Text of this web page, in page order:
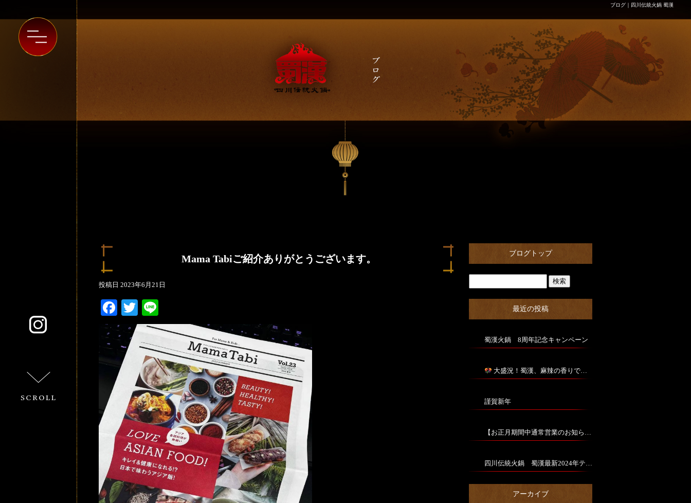
ブログ｜四川伝統火鍋 蜀漢
Mama Tabiご紹介ありがとうございます。
投稿日 2023年6月21日
Facebook
Twitter
ブログトップ
最近の投稿
蜀漢火鍋 8周年記念キャンペーン
大盛況！蜀漢、麻辣の香りで大阪をアツくする！
謹賀新年
【お正月期間中通常営業のお知らせ】
四川伝統火鍋 蜀漢最新2024年テレビＣＭ15秒と30秒完成しました。
アーカイブ